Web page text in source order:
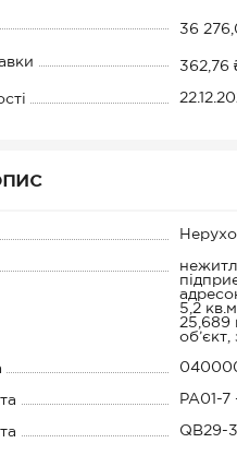
36
362,76
5,2
25,689
PA01-
QB29-